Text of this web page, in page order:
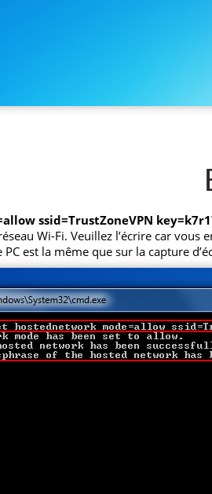
ssid=TrustZoneVPN
Wi-Fi. Veuillez l’écrire car vous
est la même que sur la capture